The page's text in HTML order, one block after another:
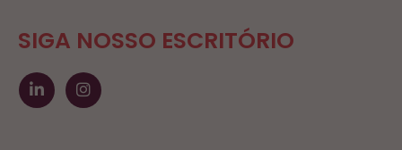
SIGA NOSSO ESCRITÓRIO